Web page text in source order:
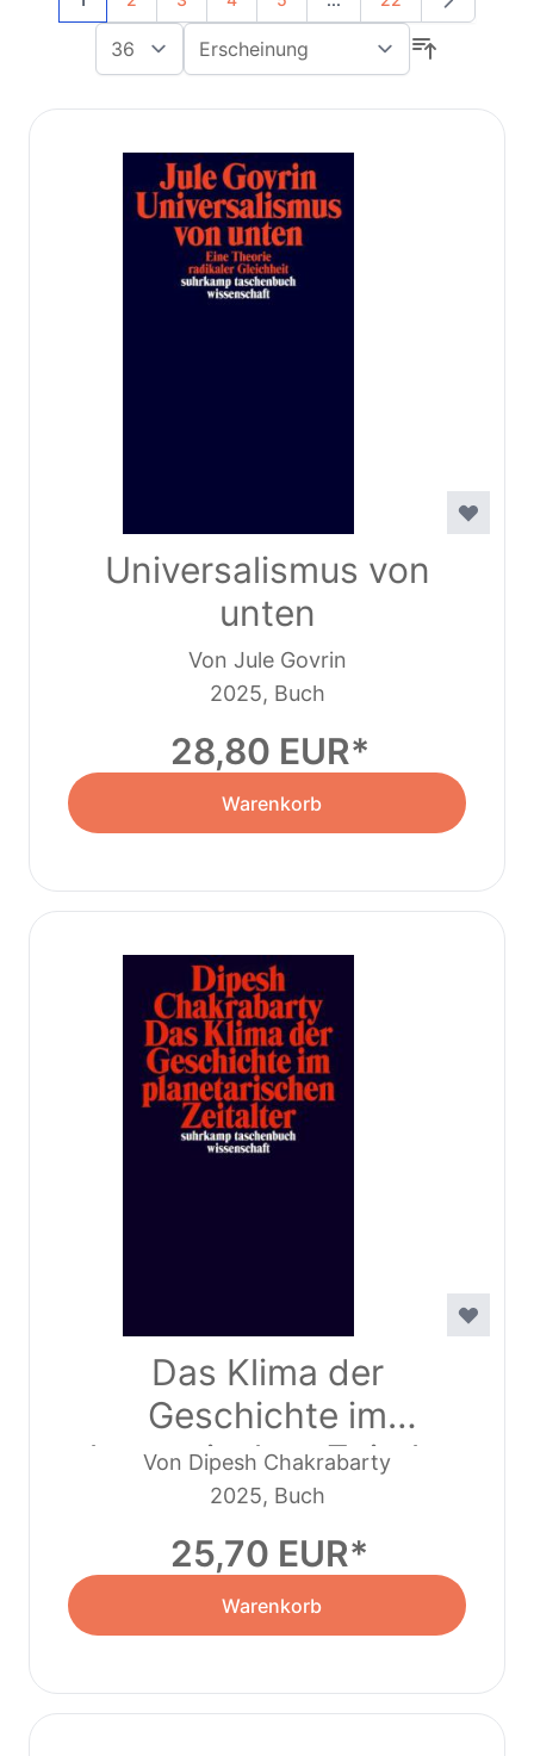
Universalismus von
unten
Von Jule Govrin
2025, Buch
28,80 EUR
Warenkorb
Das Klima der
Geschichte im
planetarischen Zeitalter
Von Dipesh Chakrabarty
2025, Buch
25,70 EUR
Warenkorb